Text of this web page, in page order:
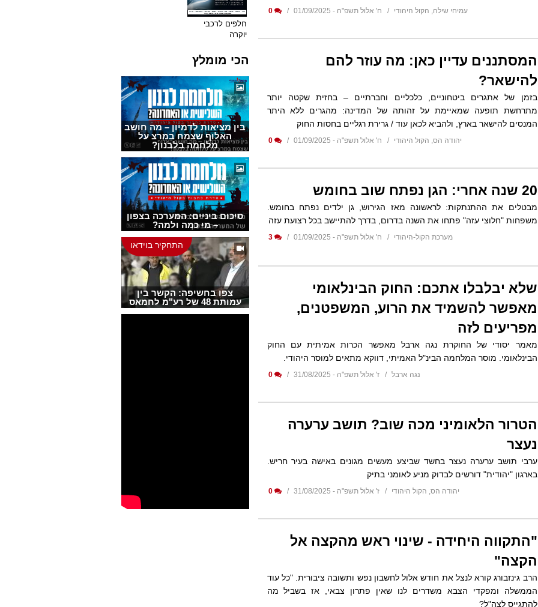
עמיחי שילה, הקול היהודי ח' אלול תשפ"ה - 01/09/2025 0
המסתננים עדיין כאן: מה עוזר להם
להישאר?
בזמן של אתגרים ביטחוניים, כלכליים וחברתיים – בחזית שקטה יותר
מתרחשת תופעה שמאיימת על זהותה של המדינה: מהגרים ללא היתר
המנסים להישאר בארץ, ולהביא לכאן עוד / גרירת רגליים בחסות החוק
יהודה הס, הקול היהודי ח' אלול תשפ"ה - 01/09/2025 0
20 שנה אחרי: הגן נפתח שוב בחומש
מבטלים את ההתנתקות: לראשונה מאז הגירוש, גן ילדים נפתח בחומש.
משפחות "חלוצי עזה" פתחו את השנה בדרום, בדרך להתיישב בכל רצועת עזה
מערכת הקול-היהודי ח' אלול תשפ"ה - 01/09/2025 3
שלא יבלבלו אתכם: החוק הבינלאומי
מאפשר להשמיד את הרוע, המשפטנים,
מפריעים לזה
מאמר יסודי של החוקרת נגה ארבל מאפשר הכרות אמיתית עם החוק
הבינלאומי. מוסר המלחמה הבינ"ל האמיתי, דווקא מתאים למוסר היהודי.
נגה ארבל ז' אלול תשפ"ה - 31/08/2025 0
הטרור הלאומיני מכה שוב? תושב ערערה
נעצר
ערבי תושב ערערה נעצר בחשד שביצע מעשים מגונים באישה בעיר חריש.
בארגון "יהודית" דורשים לבדוק מניע לאומני בתיק
יהודה הס, הקול היהודי ז' אלול תשפ"ה - 31/08/2025 0
"התקווה היחידה - שינוי ראש מהקצה אל
הקצה"
הרב גינזבורג קורא לנצל את חודש אלול לחשבון נפש ותשובה ציבורית. "כל עוד
הממשלה ומפקדי הצבא משדרים לנו שאין פתרון צבאי, אז בשביל מה
להתגייס לצה"ל?
חלפים לרכבי
יוקרה
הכי מומלץ
בין מציאות לדמיון – מה חושב
האלוף שצמח במרצ על
מלחמה בלבנון?
סיכום ביניים: המערכה בצפון
– מי כמה ולמה?
התחקיר בוידאו
צפו בחשיפה: הקשר בין
עמותת 48 של רע"מ לחמאס